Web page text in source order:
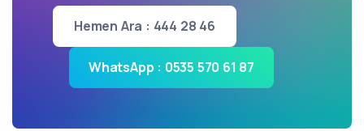
Hemen Ara : 444 28 46
WhatsApp : 0535 570 61 87